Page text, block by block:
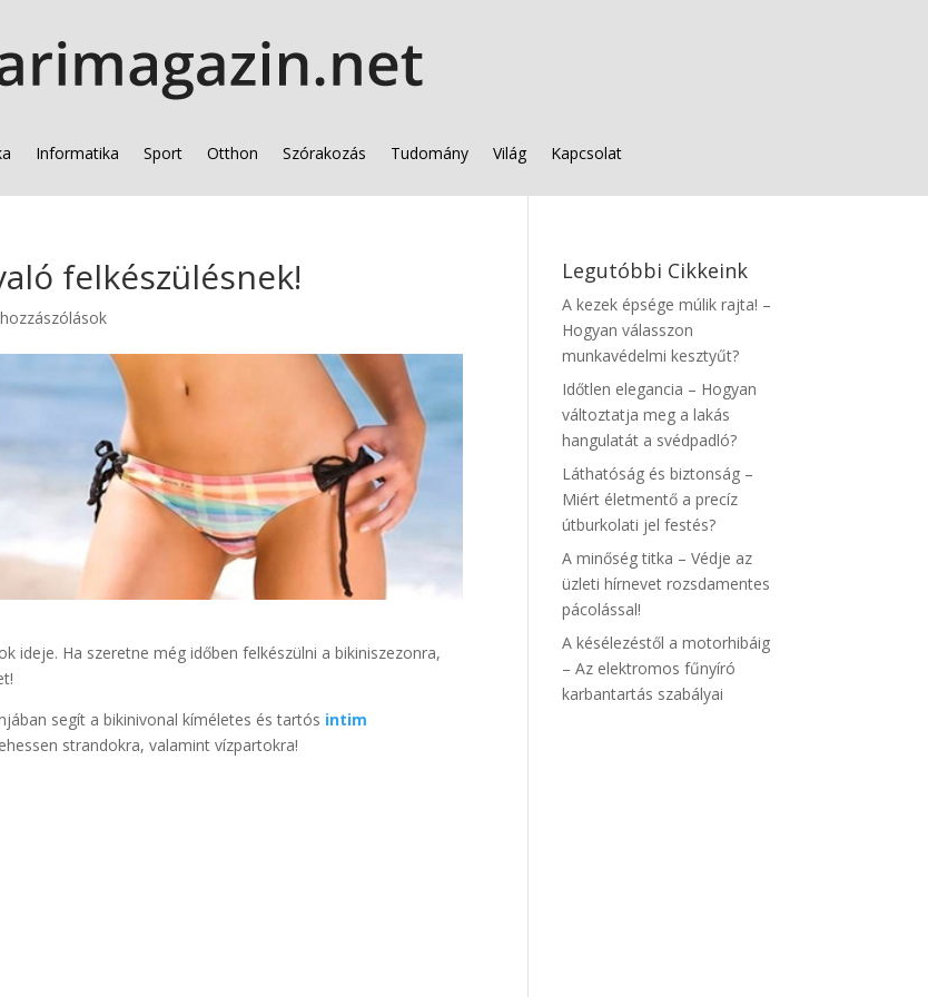
Informatika Sport Otthon Szórakozás Tudomány Világ Kapcsolat
felkészülésnek!
ideje. Ha szeretne még időben felkészülni a bikiniszezonra,
segít a bikinivonal kíméletes és tartós intim
strandokra, valamint vízpartokra!
Legutóbbi Cikkeink
A kezek épsége múlik rajta! –
Hogyan válasszon
munkavédelmi kesztyűt?
Időtlen elegancia – Hogyan
változtatja meg a lakás
hangulatát a svédpadló?
Láthatóság és biztonság –
Miért életmentő a precíz
útburkolati jel festés?
A minőség titka – Védje az
üzleti hírnevet rozsdamentes
pácolással!
A késélezéstől a motorhibáig
– Az elektromos fűnyíró
karbantartás szabályai